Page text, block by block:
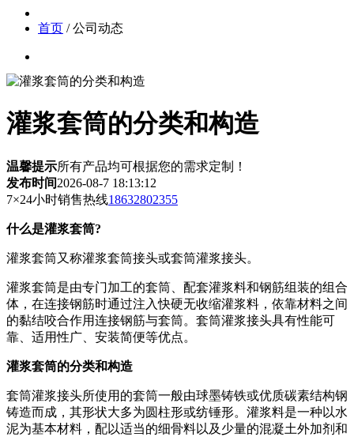
首页 / 公司动态
灌浆套筒的分类和构造
温馨提示所有产品均可根据您的需求定制！
发布时间2026-08-7 18:13:12
7×24小时销售热线18632802355
什么是灌浆套筒?
灌浆套筒又称灌浆套筒接头或套筒灌浆接头。
灌浆套筒是由专门加工的套筒、配套灌浆料和钢筋组装的组合
体，在连接钢筋时通过注入快硬无收缩灌浆料，依靠材料之间
的黏结咬合作用连接钢筋与套筒。套筒灌浆接头具有性能可
靠、适用性广、安装简便等优点。
灌浆套筒的分类和构造
套筒灌浆接头所使用的套筒一般由球墨铸铁或优质碳素结构钢
铸造而成，其形状大多为圆柱形或纺锤形。灌浆料是一种以水
泥为基本材料，配以适当的细骨料以及少量的混凝土外加剂和